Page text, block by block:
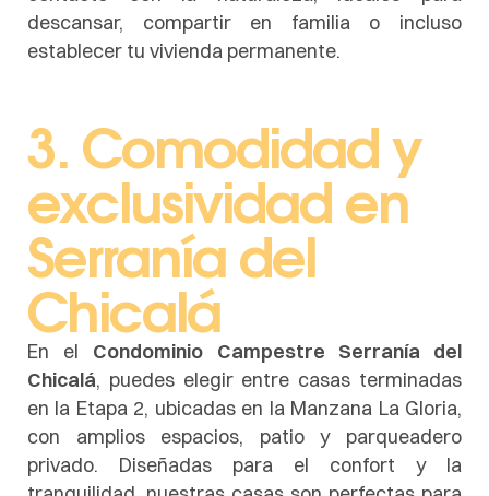
descansar, compartir en familia o incluso
establecer tu vivienda permanente.
3. Comodidad y
exclusividad en
Serranía del
Chicalá
En el Condominio Campestre Serranía del
Chicalá, puedes elegir entre casas terminadas
en la Etapa 2, ubicadas en la Manzana La Gloria,
con amplios espacios, patio y parqueadero
privado. Diseñadas para el confort y la